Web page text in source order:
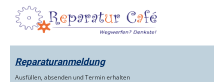
Reparaturanmeldung
Ausfüllen, absenden und Termin erhalten